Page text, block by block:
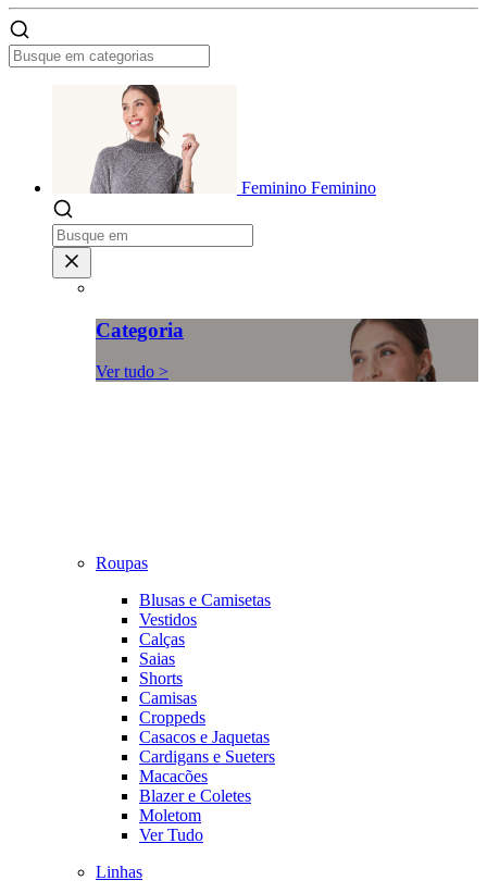
Feminino Feminino
Categoria
Ver tudo >
Roupas
Blusas e Camisetas
Vestidos
Calças
Saias
Shorts
Camisas
Croppeds
Casacos e Jaquetas
Cardigans e Sueters
Macacões
Blazer e Coletes
Moletom
Ver Tudo
Linhas